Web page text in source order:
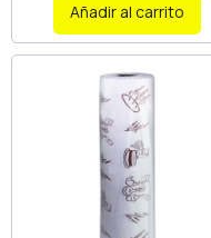
Añadir al carrito